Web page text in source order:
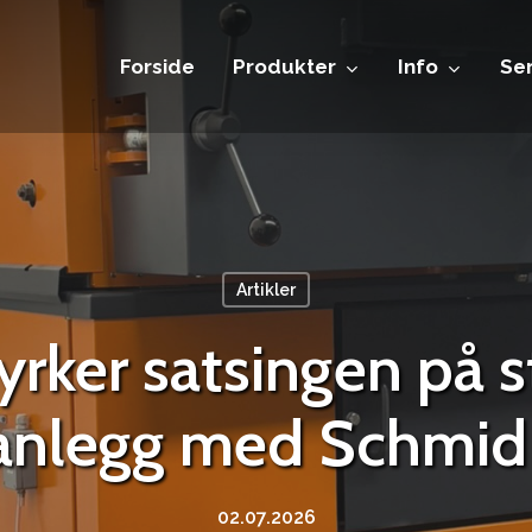
Forside Produkter Info
Artikler
satsingen på
med
02.07.2026